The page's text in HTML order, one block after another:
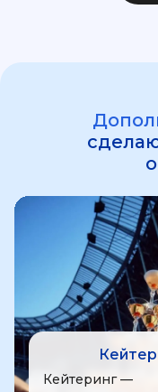
Кейтеринг —